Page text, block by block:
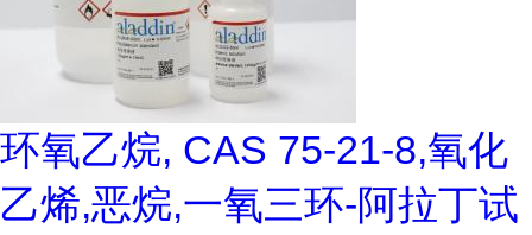
环氧乙烷, CAS 75-21-8,氧化
乙烯,恶烷,一氧三环-阿拉丁试